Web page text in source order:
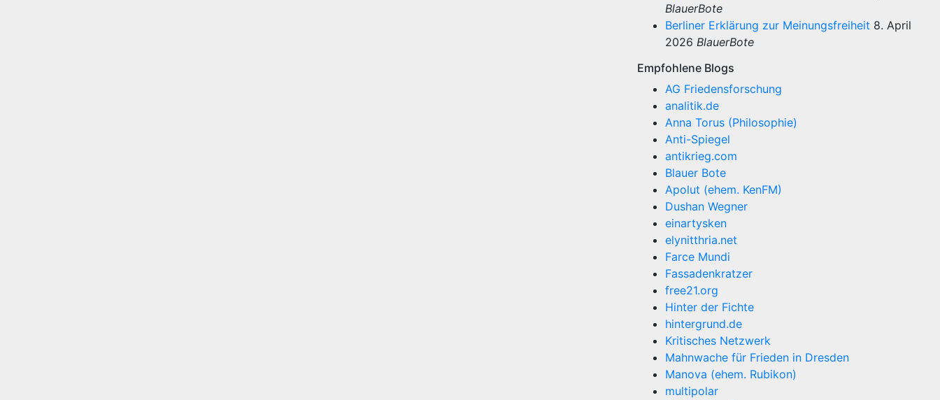
BlauerBote
Berliner Erklärung zur Meinungsfreiheit 8. April
2026 BlauerBote
Empfohlene Blogs
AG Friedensforschung
analitik.de
Anna Torus (Philosophie)
Anti-Spiegel
antikrieg.com
Blauer Bote
Apolut (ehem. KenFM)
Dushan Wegner
einartysken
elynitthria.net
Farce Mundi
Fassadenkratzer
free21.org
Hinter der Fichte
hintergrund.de
Kritisches Netzwerk
Mahnwache für Frieden in Dresden
Manova (ehem. Rubikon)
multipolar